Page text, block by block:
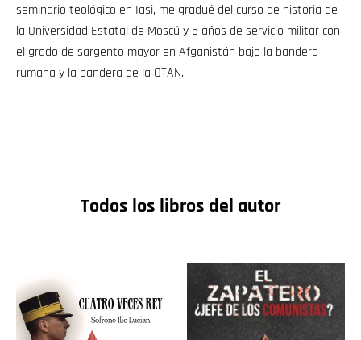
seminario teológico en Iasi, me gradué del curso de historia de
la Universidad Estatal de Moscú y 5 años de servicio militar con
el grado de sargento mayor en Afganistán bajo la bandera
rumana y la bandera de la OTAN.
Todos los libros del autor